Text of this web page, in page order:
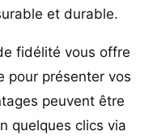
et durable.
fidélité vous offre
pour présenter vos
peuvent être
quelques clics via